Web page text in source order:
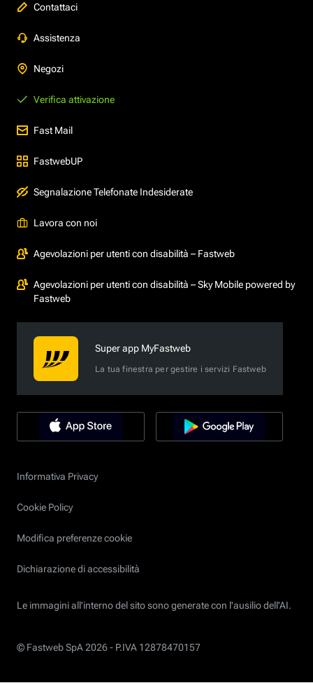
Contattaci
Assistenza
Negozi
Verifica attivazione
Fast Mail
FastwebUP
Segnalazione Telefonate Indesiderate
Lavora con noi
Agevolazioni per utenti con disabilità – Fastweb
Agevolazioni per utenti con disabilità – Sky Mobile powered by
Fastweb
Super app MyFastweb
La tua finestra per gestire i servizi Fastweb
Informativa Privacy
Cookie Policy
Modifica preferenze cookie
Dichiarazione di accessibilità
Le immagini all’interno del sito sono generate con l'ausilio dell'AI.
© Fastweb SpA 2026 - P.IVA 12878470157